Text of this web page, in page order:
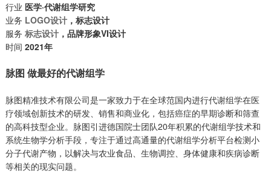
行业 医学·代谢组学研究
业务 LOGO设计，标志设计
服务 标志设计，品牌形象VI设计
时间 2021年
脉图 做最好的代谢组学
脉图精准技术有限公司是一家致力于在全球范国内进行代谢组学在医
疗领域创新技术的研发、销售和商业化，包括癌症的早期诊断和筛查
的高科技型企业。脉图引进德国院士团队20年积累的代谢组学技术和
系统生物学分析手段，专注于通过高通量的代谢组学分析平台检测小
分子代谢产物，以解决与农业食品、生物调控、身体健康和疾病诊断
等相关的现实问题。